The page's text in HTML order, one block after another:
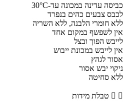
כביסה עדינה במכונה עד-30°C
לכבס צבעים כהים בנפרד
ללא חומרי הלבנה, ללא השריה
אין לשפשף במקום אחד
לייבש הפוך ובצל
אין לייבש במכונת ייבוש
אסור לגהץ
ניקוי יבש אסור
ללא סחיטה
טבלת מידות